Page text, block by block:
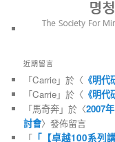
近期留言
「Carrie」於〈 《明
「Carrie」於〈 《明
「馬奇奔」於〈2007
討會〉發佈留言
「 「【卓越100系列